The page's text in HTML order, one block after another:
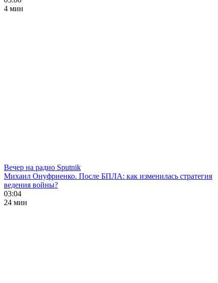
4 мин
Вечер на радио Sputnik
Михаил Онуфриенко. После БПЛА: как изменилась стратегия
ведения войны?
03:04
24 мин